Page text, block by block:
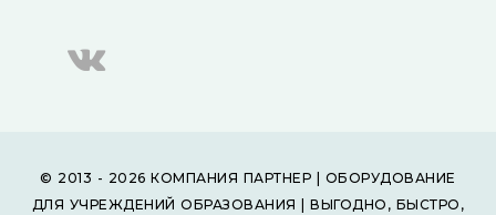
© 2013 - 2026 КОМПАНИЯ ПАРТНЕР | ОБОРУДОВАНИЕ
ДЛЯ УЧРЕЖДЕНИЙ ОБРАЗОВАНИЯ | ВЫГОДНО, БЫСТРО,